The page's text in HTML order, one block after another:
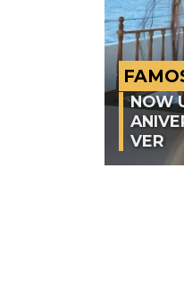
NOW
VER